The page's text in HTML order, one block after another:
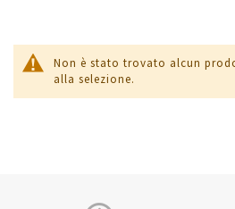
Non è stato trovato alcun
alla selezione.